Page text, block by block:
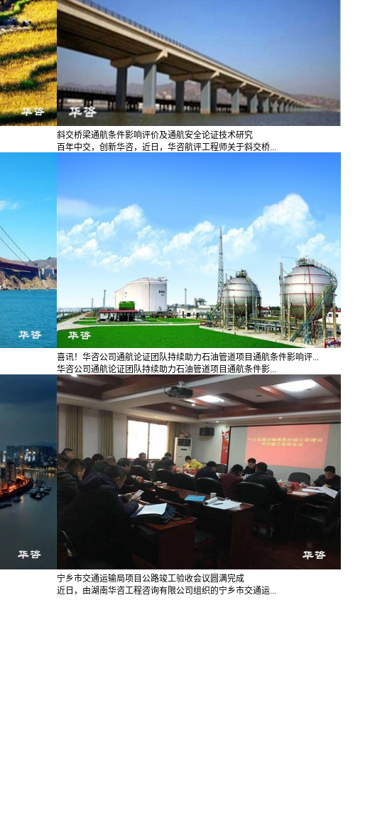
斜交桥梁通航条件影响评价及通航安全论证技术研究
百年中交，创新华咨，近日，华咨航评工程师关于斜交桥...
喜讯！华咨公司通航论证团队持续助力石油管道项目通航条件影响评...
华咨公司通航论证团队持续助力石油管道项目通航条件影...
宁乡市交通运输局项目公路竣工验收会议圆满完成
近日，由湖南华咨工程咨询有限公司组织的宁乡市交通运...